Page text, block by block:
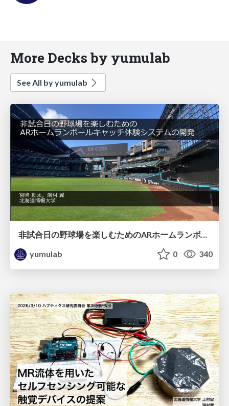
More Decks by yumulab
See All by yumulab
非試合日の野球場を楽しむためのARホームランボールキャッチ体験システムの開発 / EC79-miyazaki
yumulab
0 340